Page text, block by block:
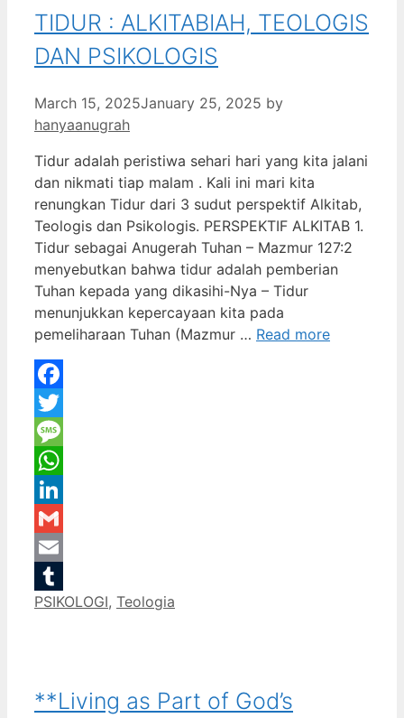
TIDUR : ALKITABIAH, TEOLOGIS
DAN PSIKOLOGIS
March 15, 2025January 25, 2025 by
hanyaanugrah
Tidur adalah peristiwa sehari hari yang kita jalani
dan nikmati tiap malam . Kali ini mari kita
renungkan Tidur dari 3 sudut perspektif Alkitab,
Teologis dan Psikologis. PERSPEKTIF ALKITAB 1.
Tidur sebagai Anugerah Tuhan – Mazmur 127:2
menyebutkan bahwa tidur adalah pemberian
Tuhan kepada yang dikasihi-Nya – Tidur
menunjukkan kepercayaan kita pada
pemeliharaan Tuhan (Mazmur … Read more
Facebook
Twitter
Message
WhatsApp
LinkedIn
Gmail
Email
Tumblr
Categories
PSIKOLOGI, Teologia
**Living as Part of God’s